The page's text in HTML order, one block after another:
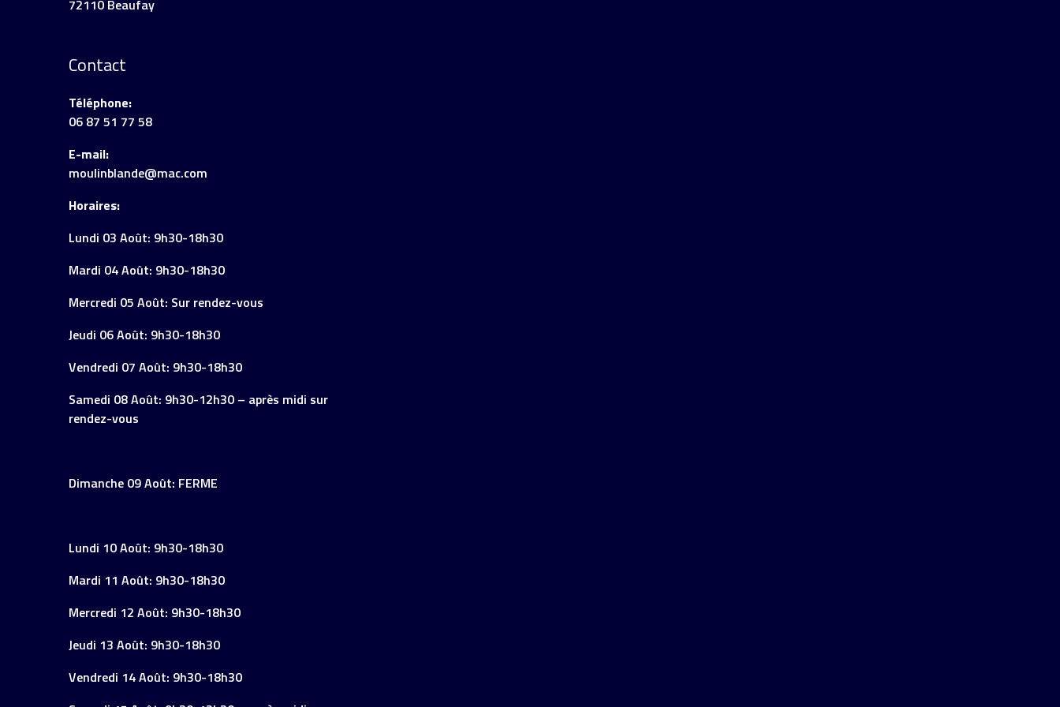
72110 Beaufay
Contact
Téléphone:
06 87 51 77 58
E-mail:
moulinblande@mac.com
Horaires:
Lundi 03 Août: 9h30-18h30
Mardi 04 Août: 9h30-18h30
Mercredi 05 Août: Sur rendez-vous
Jeudi 06 Août: 9h30-18h30
Vendredi 07 Août: 9h30-18h30
Samedi 08 Août: 9h30-12h30 – après midi sur
rendez-vous
Dimanche 09 Août: FERME
Lundi 10 Août: 9h30-18h30
Mardi 11 Août: 9h30-18h30
Mercredi 12 Août: 9h30-18h30
Jeudi 13 Août: 9h30-18h30
Vendredi 14 Août: 9h30-18h30